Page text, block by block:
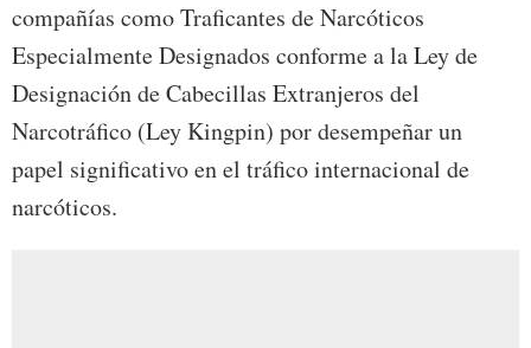
compañías como Traficantes de Narcóticos
Especialmente Designados conforme a la Ley de
Designación de Cabecillas Extranjeros del
Narcotráfico (Ley Kingpin) por desempeñar un
papel significativo en el tráfico internacional de
narcóticos.